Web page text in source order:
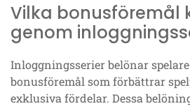
Vilka bonusföremål
genom
Inloggningsserier belönar
bonusföremål som förbättrar
exklusiva fördelar. Dessa